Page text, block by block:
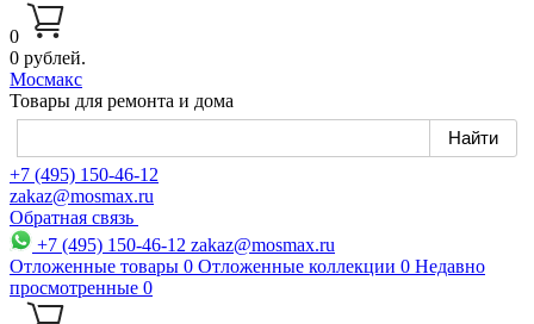
0
0 рублей.
Мосмакс
Товары для ремонта и дома
+7 (495) 150-46-12
zakaz@mosmax.ru
Обратная связь
+7 (495) 150-46-12 zakaz@mosmax.ru
Отложенные товары 0 Отложенные коллекции 0 Недавно
просмотренные 0